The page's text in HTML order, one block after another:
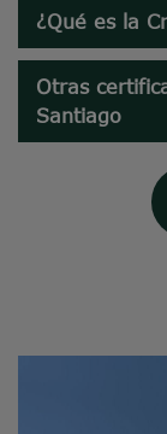
¿Qué es la
Otras
Santiago